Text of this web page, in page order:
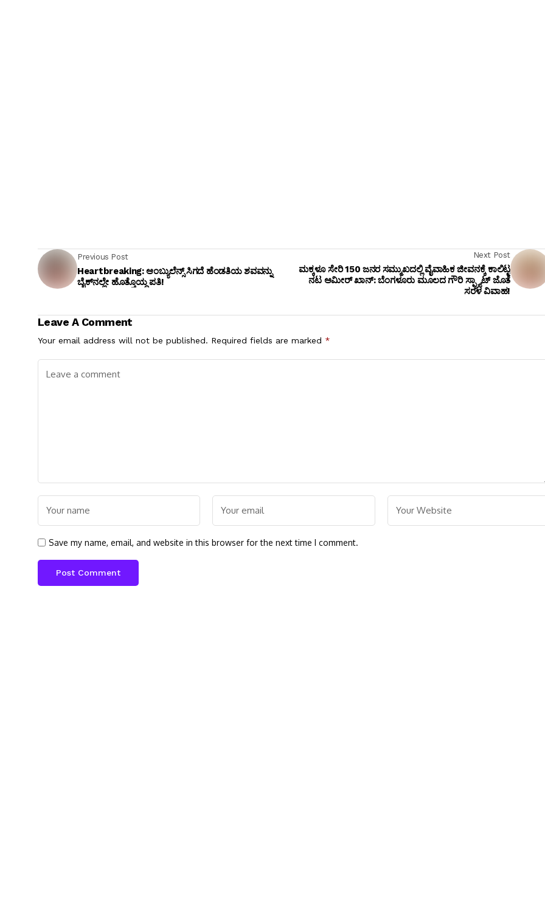
Previous Post
Heartbreaking: ಆಂಬ್ಯುಲೆನ್ಸ್ ಸಿಗದೆ ಹೆಂಡತಿಯ ಶವವನ್ನು
ಬೈಕ್‌ನಲ್ಲೇ ಹೊತ್ತೊಯ್ದ ಪತಿ!
Next Post
ಮಕ್ಕಳೂ ಸೇರಿ 150 ಜನರ ಸಮ್ಮುಖದಲ್ಲಿ ವೈವಾಹಿಕ ಜೀವನಕ್ಕೆ ಕಾಲಿಟ್ಟ
ನಟ ಆಮೀರ್ ಖಾನ್: ಬೆಂಗಳೂರು ಮೂಲದ ಗೌರಿ ಸ್ಪ್ರ್ಯಾಟ್ ಜೊತೆ
ಸರಳ ವಿವಾಹ!
Leave A Comment
Your email address will not be published. Required fields are marked *
Save my name, email, and website in this browser for the next time I comment.